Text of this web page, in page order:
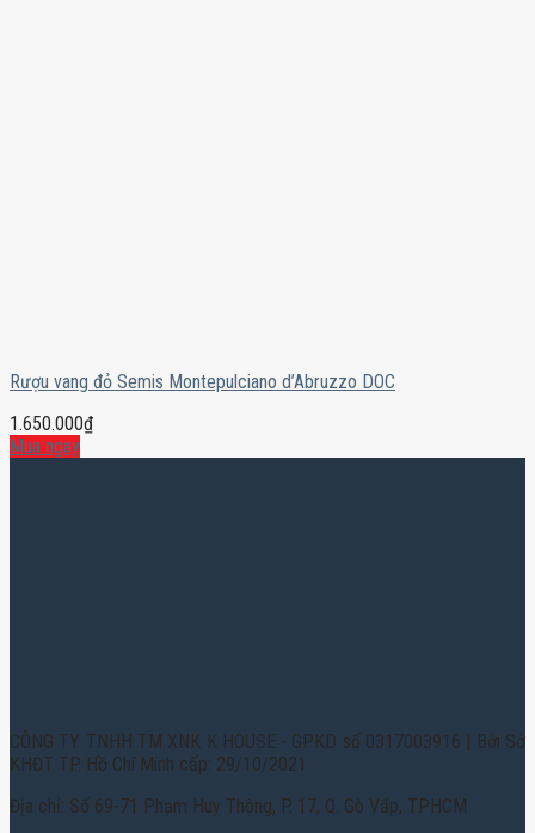
Rượu vang đỏ Semis Montepulciano d’Abruzzo DOC
1.650.000₫
Mua ngay
CÔNG TY TNHH TM XNK K HOUSE - GPKD số 0317003916 | Bởi Sở
KHĐT TP. Hồ Chí Minh cấp: 29/10/2021
Địa chỉ: Số 69-71 Phạm Huy Thông, P. 17, Q. Gò Vấp, TPHCM